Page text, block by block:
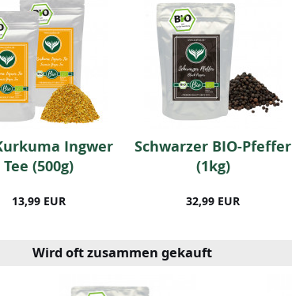
Ingwer
Tee (500g)
13,99 EUR
Schwarzer BIO-Pfeffer
(1kg)
32,99 EUR
Wird oft zusammen gekauft